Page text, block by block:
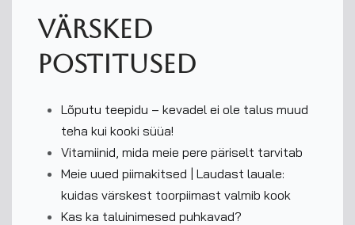
Värsked
postitused
Lõputu teepidu – kevadel ei ole talus muud
teha kui kooki süüa!
Vitamiinid, mida meie pere päriselt tarvitab
Meie uued piimakitsed | Laudast lauale:
kuidas värskest toorpiimast valmib kook
Kas ka taluinimesed puhkavad?